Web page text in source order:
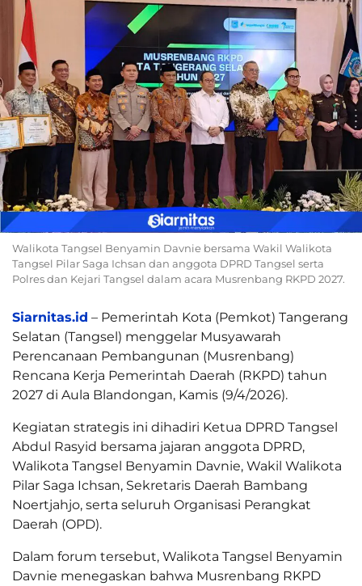
Walikota Tangsel Benyamin Davnie bersama Wakil Walikota
Tangsel Pilar Saga Ichsan dan anggota DPRD Tangsel serta
Polres dan Kejari Tangsel dalam acara Musrenbang RKPD 2027.
Siarnitas.id – Pemerintah Kota (Pemkot) Tangerang
Selatan (Tangsel) menggelar Musyawarah
Perencanaan Pembangunan (Musrenbang)
Rencana Kerja Pemerintah Daerah (RKPD) tahun
2027 di Aula Blandongan, Kamis (9/4/2026).
Kegiatan strategis ini dihadiri Ketua DPRD Tangsel
Abdul Rasyid bersama jajaran anggota DPRD,
Walikota Tangsel Benyamin Davnie, Wakil Walikota
Pilar Saga Ichsan, Sekretaris Daerah Bambang
Noertjahjo, serta seluruh Organisasi Perangkat
Daerah (OPD).
Dalam forum tersebut, Walikota Tangsel Benyamin
Davnie menegaskan bahwa Musrenbang RKPD